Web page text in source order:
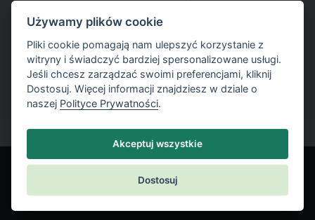
Zapoznaj się z przykładami rozwiązań zadań
geotechnicznych z zastosowaniem programów GEO5.
Używamy plików cookie
Pliki cookie pomagają nam ulepszyć korzystanie z
witryny i świadczyć bardziej spersonalizowane usługi.
Jeśli chcesz zarządzać swoimi preferencjami, kliknij
Dostosuj. Więcej informacji znajdziesz w dziale o
naszej Polityce Prywatności.
Akceptuj wszystkie
Dostosuj